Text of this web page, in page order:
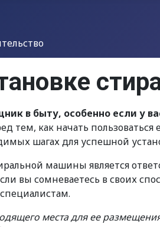
в быту, особенно если у
тем, как начать
шагах для успешной
машины является
вы сомневаетесь в своих
места для ее